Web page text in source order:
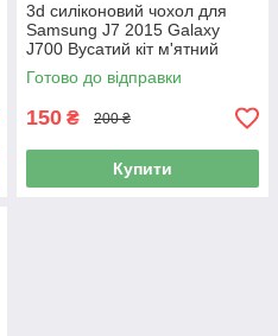
3d силіконовий чохол для
Samsung J7 2015 Galaxy
J700 Вусатий кіт м'ятний
Готово до відправки
150 ₴ 200 ₴
Купити